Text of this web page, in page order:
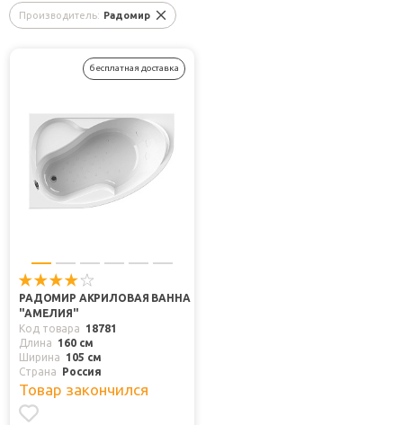
Производитель: Радомир
бесплатная доставка
РАДОМИР АКРИЛОВАЯ ВАННА
"АМЕЛИЯ"
Код товара
18781
Длина
160 см
Ширина
105 см
Страна
Россия
Товар закончился